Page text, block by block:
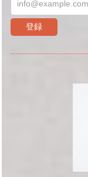
登録